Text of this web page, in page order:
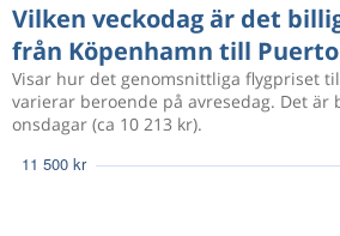
Dec 18 Köpenhamn Puerto Princesa
Jan 17 Puerto Princesa City
Mars 3
Mars 18
Vilken veckodag är det
från Köpenhamn till Puerto
Visar hur det genomsnittliga flygpriset
varierar beroende på avresedag. Det är
onsdagar (ca 10 213 kr).